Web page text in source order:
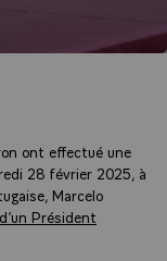
ont effectué une
28 février 2025, à
Marcelo
Président